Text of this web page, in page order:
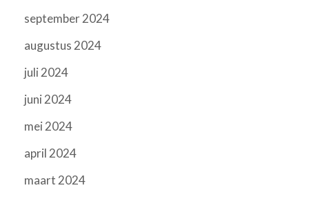
september 2024
augustus 2024
juli 2024
juni 2024
mei 2024
april 2024
maart 2024